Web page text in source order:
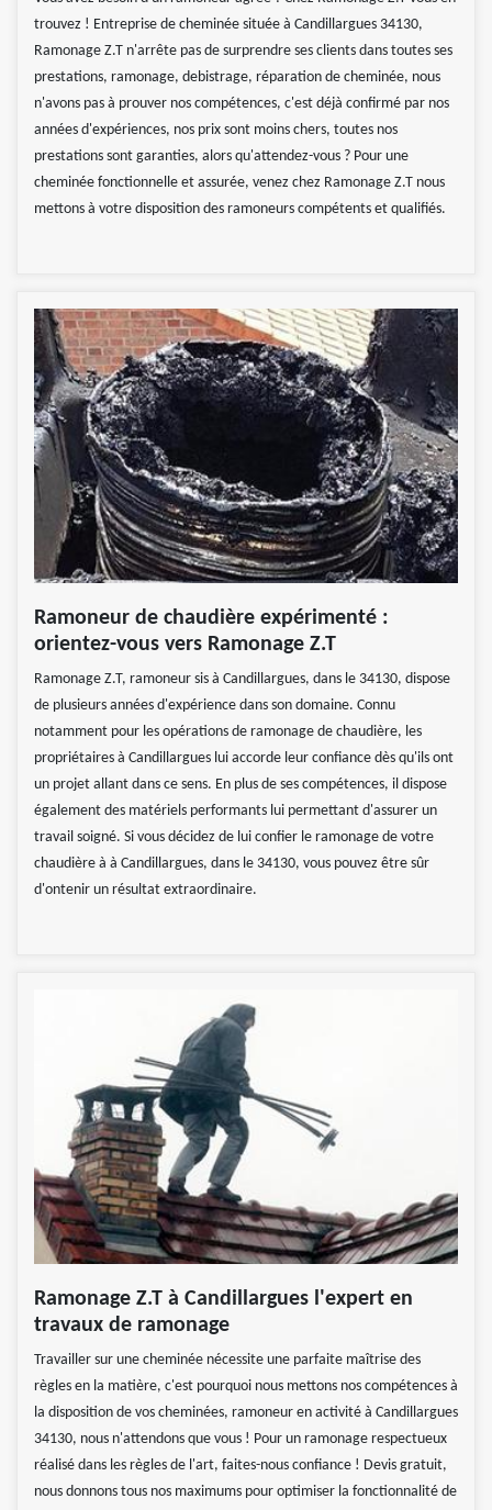
trouvez ! Entreprise de cheminée située à Candillargues 34130,
Ramonage Z.T n'arrête pas de surprendre ses clients dans toutes ses
prestations, ramonage, debistrage, réparation de cheminée, nous
n'avons pas à prouver nos compétences, c'est déjà confirmé par nos
années d'expériences, nos prix sont moins chers, toutes nos
prestations sont garanties, alors qu'attendez-vous ? Pour une
cheminée fonctionnelle et assurée, venez chez Ramonage Z.T nous
mettons à votre disposition des ramoneurs compétents et qualifiés.
Ramoneur de chaudière expérimenté :
orientez-vous vers Ramonage Z.T
Ramonage Z.T, ramoneur sis à Candillargues, dans le 34130, dispose
de plusieurs années d'expérience dans son domaine. Connu
notamment pour les opérations de ramonage de chaudière, les
propriétaires à Candillargues lui accorde leur confiance dès qu'ils ont
un projet allant dans ce sens. En plus de ses compétences, il dispose
également des matériels performants lui permettant d'assurer un
travail soigné. Si vous décidez de lui confier le ramonage de votre
chaudière à à Candillargues, dans le 34130, vous pouvez être sûr
d'ontenir un résultat extraordinaire.
Ramonage Z.T à Candillargues l'expert en
travaux de ramonage
Travailler sur une cheminée nécessite une parfaite maîtrise des
règles en la matière, c'est pourquoi nous mettons nos compétences à
la disposition de vos cheminées, ramoneur en activité à Candillargues
34130, nous n'attendons que vous ! Pour un ramonage respectueux
réalisé dans les règles de l'art, faites-nous confiance ! Devis gratuit,
nous donnons tous nos maximums pour optimiser la fonctionnalité de